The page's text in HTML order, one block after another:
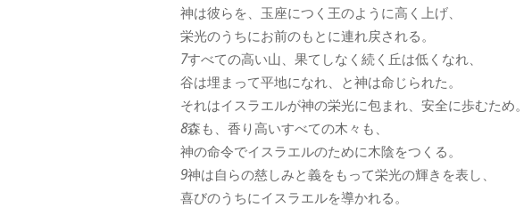
神は彼らを、玉座につく王のように高く上げ、
栄光のうちにお前のもとに連れ戻される。
7すべての高い山、果てしなく続く丘は低くなれ、
谷は埋まって平地になれ、と神は命じられた。
それはイスラエルが神の栄光に包まれ、安全に歩むため。
8森も、香り高いすべての木々も、
神の命令でイスラエルのために木陰をつくる。
9神は自らの慈しみと義をもって栄光の輝きを表し、
喜びのうちにイスラエルを導かれる。